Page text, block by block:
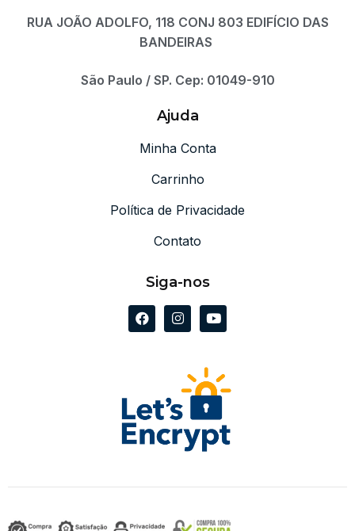
RUA JOÃO ADOLFO, 118 CONJ 803 EDIFÍCIO DAS
BANDEIRAS
São Paulo / SP. Cep: 01049-910
Ajuda
Minha Conta
Carrinho
Política de Privacidade
Contato
Siga-nos